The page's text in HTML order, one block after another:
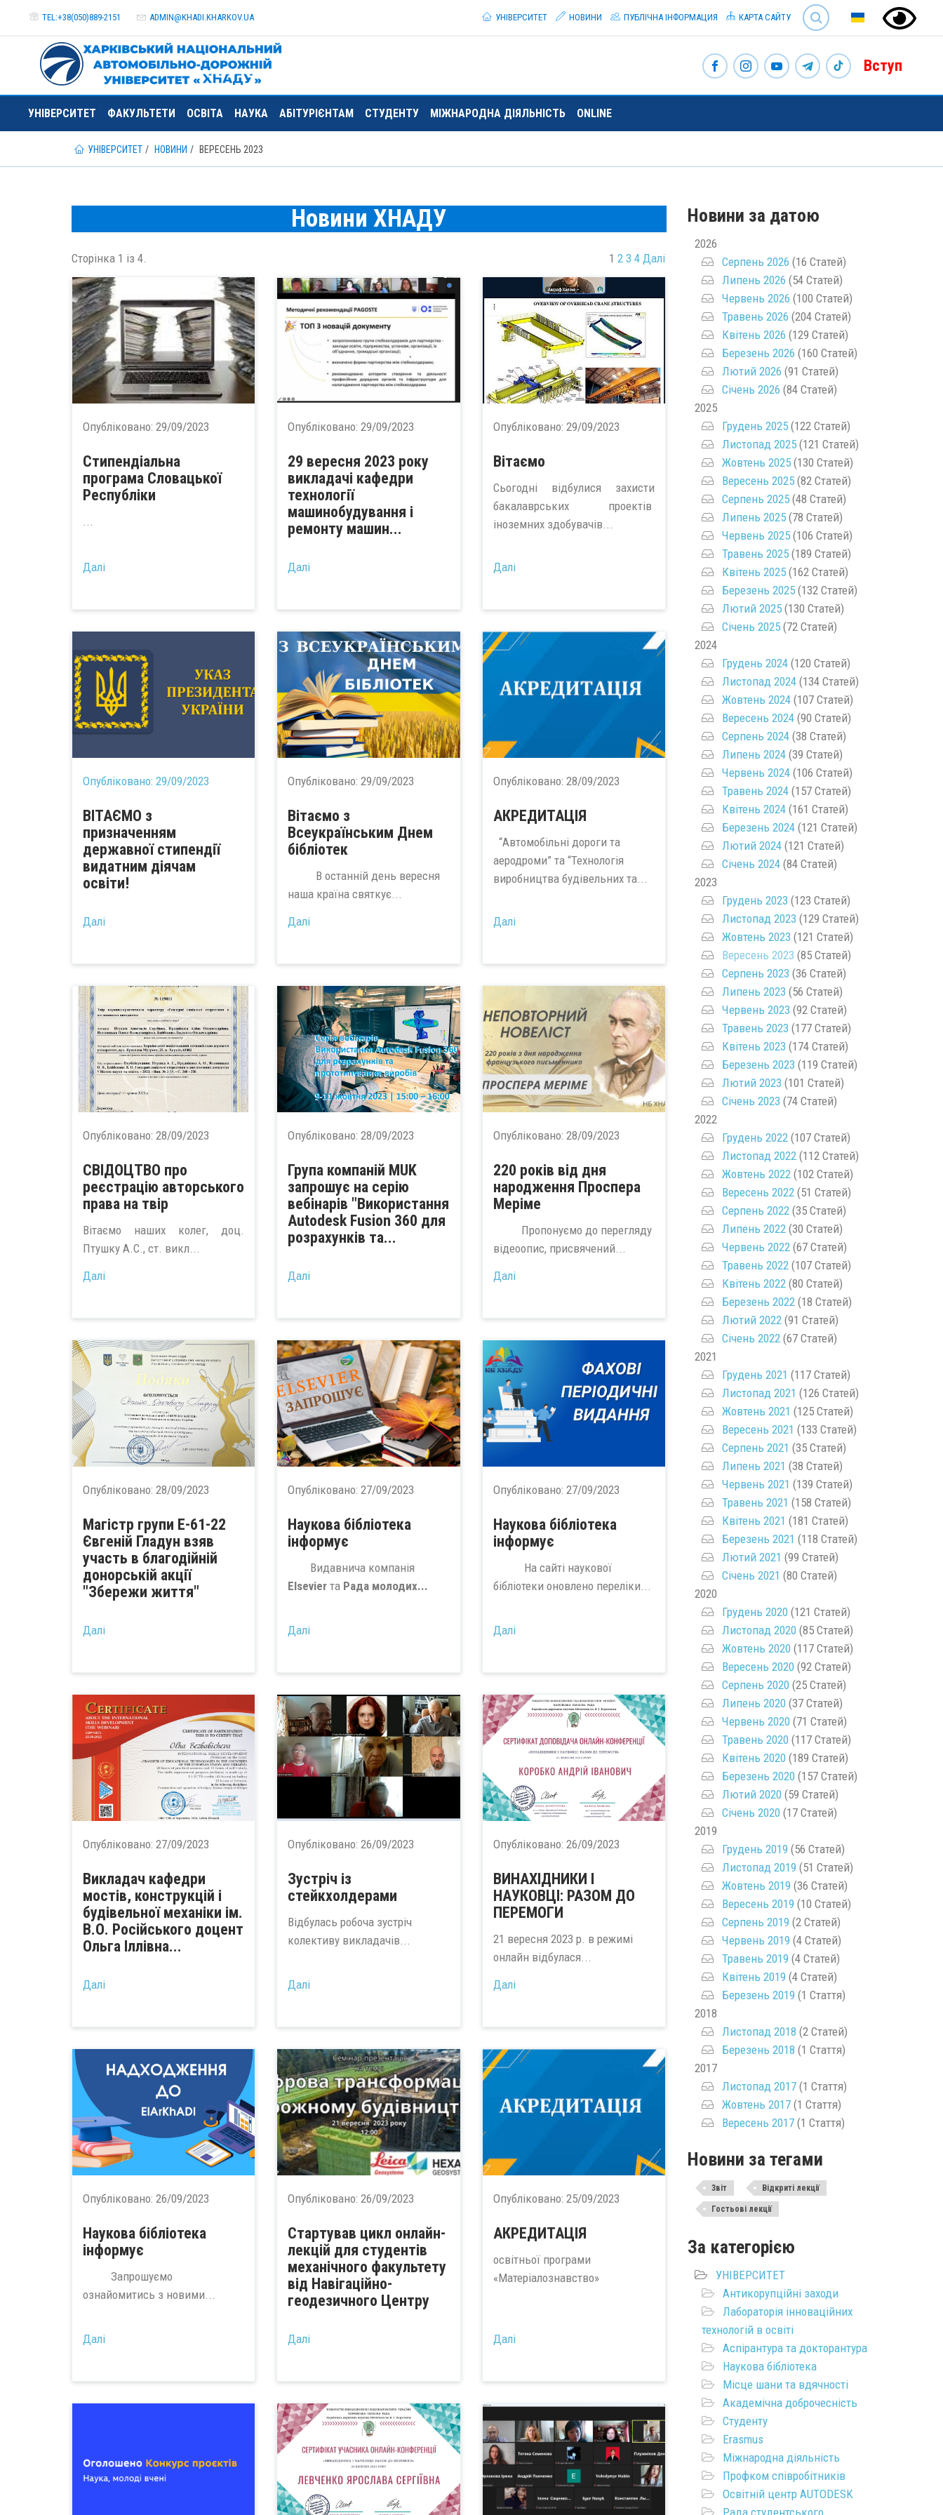
TEL:+38(050)889-2151 ADMIN@KHADI.KHARKOV.UA
SEARCH
УНІВЕРСИТЕТ
НОВИНИ ПУБЛІЧНА ІНФОРМАЦИЯ КАРТА САЙТУ
Вступ
УНІВЕРСИТЕТ ФАКУЛЬТЕТИ ОСВІТА НАУКА АБІТУРІЄНТАМ СТУДЕНТУ МІЖНАРОДНА ДІЯЛЬНІСТЬ ONLINE
УНІВЕРСИТЕТ НОВИНИ ВЕРЕСЕНЬ 2023
Новини ХНАДУ
Сторінка 1 із 4. 1 2 3 4 Далі
Опубліковано: 29/09/2023
Стипендіальна
програма Словацької
Республіки
...
Далі
Опубліковано:29/09/2023
29 вересня 2023 року
викладачі кафедри
технології
машинобудування і
ремонту машин...
Далі
Опубліковано: 29/09/2023
Вітаємо
Сьогодні відбулися захисти
бакалаврських проектів
іноземних здобувачів...
Далі
Опубліковано: 29/09/2023
ВІТАЄМО з
призначенням
державної стипендії
видатним діячам
освіти!
Далі
Опубліковано:29/09/2023
Вітаємо з
Всеукраїнським Днем
бібліотек
В останній день вересня
наша країна святкує...
Далі
Опубліковано: 28/09/2023
АКРЕДИТАЦІЯ
“Автомобільні дороги та
аеродроми” та “Технологія
виробництва будівельних та...
Далі
Опубліковано: 28/09/2023
СВІДОЦТВО про
реєстрацію авторського
права на твір
Вітаємо наших колег, доц.
Птушку А.С., ст. викл...
Далі
Опубліковано:28/09/2023
Група компаній MUK
запрошує на серію
вебінарів "Використання
Autodesk Fusion 360 для
розрахунків та...
Далі
Опубліковано: 28/09/2023
220 років від дня
народження Проспера
Меріме
Пропонуємо до перегляду
відеоопис, присвячений...
Далі
Опубліковано: 28/09/2023
Магістр групи Е-61-22
Євгеній Гладун взяв
участь в благодійній
донорській акції
"Збережи життя"
Далі
Опубліковано:27/09/2023
Наукова бібліотека
інформує
Видавнича компанія
Elsevier та Рада молодих...
Далі
Опубліковано: 27/09/2023
Наукова бібліотека
інформує
На сайті наукової
бібліотеки оновлено переліки...
Далі
Опубліковано: 27/09/2023
Викладач кафедри
мостів, конструкцій і
будівельної механіки ім.
В.О. Російського доцент
Ольга Іллівна...
Далі
Опубліковано:26/09/2023
Зустріч із
стейкхолдерами
Відбулась робоча зустріч
колективу викладачів...
Далі
Опубліковано: 26/09/2023
ВИНАХІДНИКИ І
НАУКОВЦІ: РАЗОМ ДО
ПЕРЕМОГИ
21 вересня 2023 р. в режимі
онлайн відбулася...
Далі
Опубліковано: 26/09/2023
Наукова бібліотека
інформує
Запрошуємо
ознайомитись з новими...
Далі
Опубліковано:26/09/2023
Стартував цикл онлайн-
лекцій для студентів
механічного факультету
від Навігаційно-
геодезичного Центру
Далі
Опубліковано: 25/09/2023
АКРЕДИТАЦІЯ
освітньої програми
«Матеріалознавство»
Далі
Новини за датою
2026
Серпень 2026 (16 Статей)
Липень 2026 (54 Статей)
Червень 2026 (100 Статей)
Травень 2026 (204 Статей)
Квітень 2026 (129 Статей)
Березень 2026 (160 Статей)
Лютий 2026 (91 Статей)
Січень 2026 (84 Статей)
2025
Грудень 2025(122 Статей)
Листопад 2025(121 Статей)
Жовтень 2025(130 Статей)
Вересень 2025(82 Статей)
Серпень 2025(48 Статей)
Липень 2025(78 Статей)
Червень 2025(106 Статей)
Травень 2025(189 Статей)
Квітень 2025(162 Статей)
Березень 2025(132 Статей)
Лютий 2025(130 Статей)
Січень 2025(72 Статей)
2024
Грудень 2024(120 Статей)
Листопад 2024(134 Статей)
Жовтень 2024(107 Статей)
Вересень 2024(90 Статей)
Серпень 2024(38 Статей)
Липень 2024(39 Статей)
Червень 2024(106 Статей)
Травень 2024(157 Статей)
Квітень 2024(161 Статей)
Березень 2024(121 Статей)
Лютий 2024(121 Статей)
Січень 2024(84 Статей)
2023
Грудень 2023 (123 Статей)
Листопад 2023 (129 Статей)
Жовтень 2023 (121 Статей)
Вересень 2023 (85 Статей)
Серпень 2023 (36 Статей)
Липень 2023 (56 Статей)
Червень 2023 (92 Статей)
Травень 2023 (177 Статей)
Квітень 2023 (174 Статей)
Березень 2023 (119 Статей)
Лютий 2023 (101 Статей)
Січень 2023 (74 Статей)
2022
Грудень 2022(107 Статей)
Листопад 2022(112 Статей)
Жовтень 2022(102 Статей)
Вересень 2022(51 Статей)
Серпень 2022(35 Статей)
Липень 2022(30 Статей)
Червень 2022(67 Статей)
Травень 2022(107 Статей)
Квітень 2022(80 Статей)
Березень 2022(18 Статей)
Лютий 2022(91 Статей)
Січень 2022(67 Статей)
2021
Грудень 2021 (117 Статей)
Листопад 2021 (126 Статей)
Жовтень 2021 (125 Статей)
Вересень 2021 (133 Статей)
Серпень 2021 (35 Статей)
Липень 2021 (38 Статей)
Червень 2021 (139 Статей)
Травень 2021 (158 Статей)
Квітень 2021 (181 Статей)
Березень 2021 (118 Статей)
Лютий 2021 (99 Статей)
Січень 2021 (80 Статей)
2020
Грудень 2020(121 Статей)
Листопад 2020(85 Статей)
Жовтень 2020(117 Статей)
Вересень 2020(92 Статей)
Серпень 2020(25 Статей)
Липень 2020(37 Статей)
Червень 2020(71 Статей)
Травень 2020(117 Статей)
Квітень 2020(189 Статей)
Березень 2020(157 Статей)
Лютий 2020(59 Статей)
Січень 2020(17 Статей)
2019
Грудень 2019 (56 Статей)
Листопад 2019 (51 Статей)
Жовтень 2019 (36 Статей)
Вересень 2019 (10 Статей)
Серпень 2019 (2 Статей)
Червень 2019 (4 Статей)
Травень 2019 (4 Статей)
Квітень 2019 (4 Статей)
Березень 2019 (1 Стаття)
2018
Листопад 2018 (2 Статей)
Березень 2018 (1 Стаття)
2017
Листопад 2017(1 Стаття)
Жовтень 2017(1 Стаття)
Вересень 2017(1 Стаття)
Новини за тегами
Звіт Відкриті лекції
Гостьові лекції
За категорією
УНІВЕРСИТЕТ
Антикорупційні заходи
Лабораторія інноваційних
технологій в освіті
Аспірантура та докторантура
Наукова бібліотека
Місце шани та вдячності
Академічна доброчесність
Студенту
Erasmus
Міжнародна діяльність
Профком співробітників
Освітній центр AUTODESK
Рада студентського